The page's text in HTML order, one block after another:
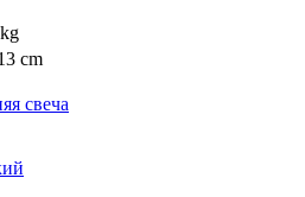
cm
свеча